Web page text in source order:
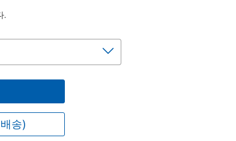
.
송)